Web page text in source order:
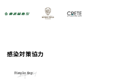
感染対策協力